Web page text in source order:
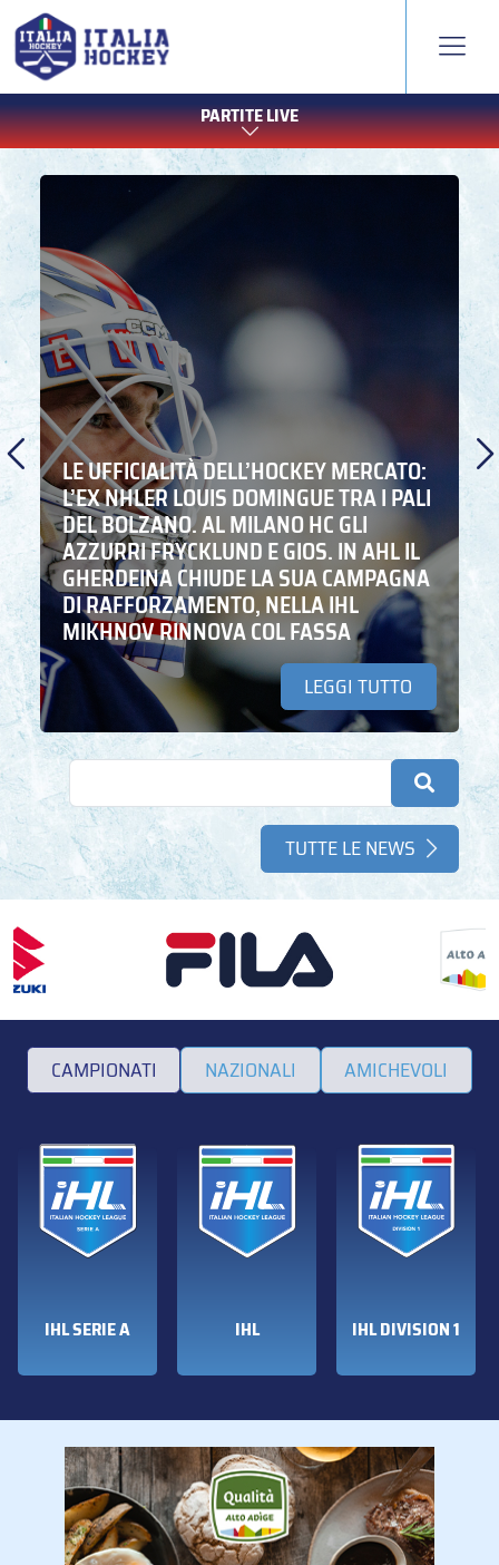
PARTITE LIVE
LE UFFICIALITÀ DELL’HOCKEY MERCATO:
L’EX NHLER LOUIS DOMINGUE TRA I PALI
DEL BOLZANO. AL MILANO HC GLI
AZZURRI FRYCKLUND E GIOS. IN AHL IL
GHERDEINA CHIUDE LA SUA CAMPAGNA
DI RAFFORZAMENTO, NELLA IHL
MIKHNOV RINNOVA COL FASSA
LEGGI TUTTO
TUTTE LE NEWS
CAMPIONATI NAZIONALI AMICHEVOLI
IHL SERIE A IHL IHL DIVISION 1